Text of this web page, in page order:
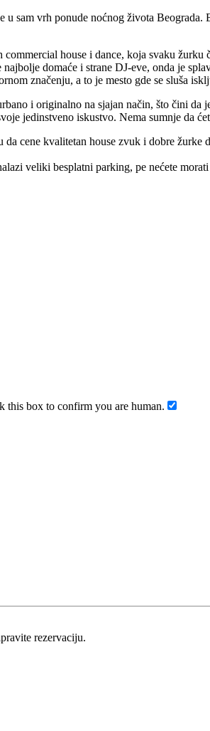
sam vrh ponude noćnog života
house i dance, koja svaku
domaće i strane DJ-eve, onda je
značenju, a to je mesto gde se sluša
i originalno na sjajan način, što čini
jedinstveno iskustvo. Nema sumnje da
cene kvalitetan house zvuk i dobre
veliki besplatni parking, pe nećete
this box to confirm you are human.
rezervaciju.